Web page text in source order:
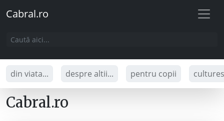
Cabral.ro
din viata... despre altii... pentru copii
Cabral.ro